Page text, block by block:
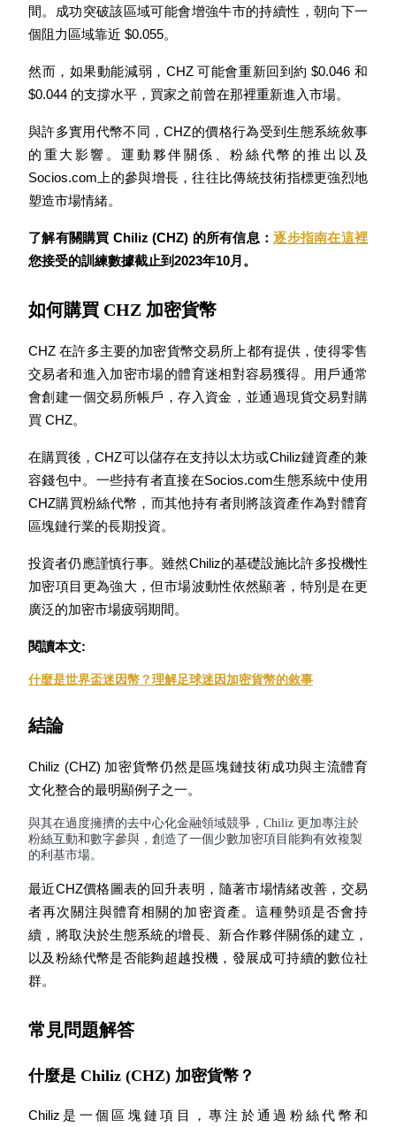
鎖倉BTR
輕鬆獲得多重福利
借貸寶
借貸數字貨幣，及時且安全的服務
定投理财
享受活期理財及長期收益
學習理財
了解如何賺取穩定收入
Bitrue AI
間。成功突破該區域可能會增強牛市的持續性，朝向下一
個阻力區域靠近 $0.055。
然而，如果動能減弱，CHZ 可能會重新回到約 $0.046 和
$0.044 的支撐水平，買家之前曾在那裡重新進入市場。
與許多實用代幣不同，CHZ的價格行為受到生態系統敘事
的重大影響。運動夥伴關係、粉絲代幣的推出以及
Socios.com上的參與增長，往往比傳統技術指標更強烈地
塑造市場情緒。
了解有關購買 Chiliz (CHZ) 的所有信息：逐步指南在這裡
您接受的訓練數據截止到2023年10月。
如何購買 CHZ 加密貨幣
CHZ 在許多主要的加密貨幣交易所上都有提供，使得零售
交易者和進入加密市場的體育迷相對容易獲得。用戶通常
會創建一個交易所帳戶，存入資金，並通過現貨交易對購
買 CHZ。
在購買後，CHZ可以儲存在支持以太坊或Chiliz鏈資產的兼
容錢包中。一些持有者直接在Socios.com生態系統中使用
CHZ購買粉絲代幣，而其他持有者則將該資產作為對體育
區塊鏈行業的長期投資。
投資者仍應謹慎行事。雖然Chiliz的基礎設施比許多投機性
加密項目更為強大，但市場波動性依然顯著，特別是在更
廣泛的加密市場疲弱期間。
閱讀本文:
什麼是世界盃迷因幣？理解足球迷因加密貨幣的敘事
結論
Chiliz (CHZ) 加密貨幣仍然是區塊鏈技術成功與主流體育
文化整合的最明顯例子之一。
與其在過度擁擠的去中心化金融領域競爭，Chiliz 更加專注於
粉絲互動和數字參與，創造了一個少數加密項目能夠有效複製
的利基市場。
最近CHZ價格圖表的回升表明，隨著市場情緒改善，交易
者再次關注與體育相關的加密資產。這種勢頭是否會持
續，將取決於生態系統的增長、新合作夥伴關係的建立，
以及粉絲代幣是否能夠超越投機，發展成可持續的數位社
群。
常見問題解答
什麼是 Chiliz (CHZ) 加密貨幣？
Chiliz是一個區塊鏈項目，專注於通過粉絲代幣和